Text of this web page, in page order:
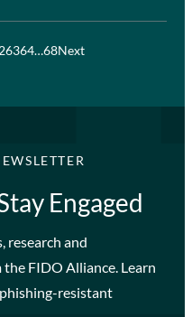
6364…68Next
Engaged
research and
FIDO Alliance. Learn
resistant